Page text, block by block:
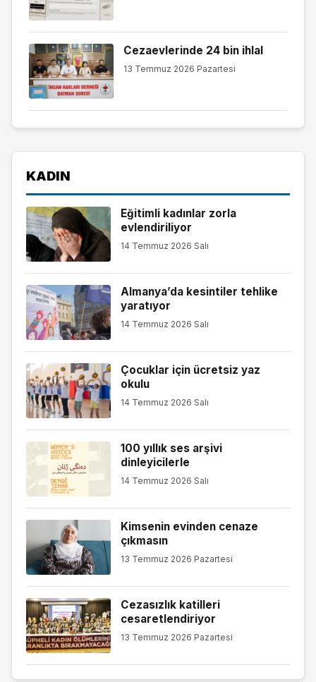
Cezaevlerinde 24 bin ihlal
13 Temmuz 2026 Pazartesi
KADIN
Eğitimli kadınlar zorla
evlendiriliyor
14 Temmuz 2026 Salı
Almanya’da kesintiler tehlike
yaratıyor
14 Temmuz 2026 Salı
Çocuklar için ücretsiz yaz
okulu
14 Temmuz 2026 Salı
100 yıllık ses arşivi
dinleyicilerle
14 Temmuz 2026 Salı
Kimsenin evinden cenaze
çıkmasın
13 Temmuz 2026 Pazartesi
Cezasızlık katilleri
cesaretlendiriyor
13 Temmuz 2026 Pazartesi